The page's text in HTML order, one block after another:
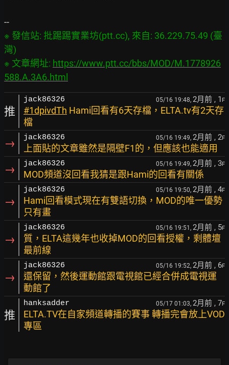
※ 發信站: 批踢踢實業坊(ptt.cc), 來自: 36.229.75.49 (臺
灣)
※ 文章網址: https://www.ptt.cc/bbs/MOD/M.1778926
588.A.3A6.html
推
jack86326 05/16 19:48, 2月前 , 1 F
#1dpivdTh Hami回看有6天存檔，ELTA.tv有2天存
檔
→ jack86326 05/16 19:49, 2月前 , 2F
上面貼的文章雖然是隔壁F1的，但應該也能適用
→ jack86326 05/16 19:49, 2月前 , 3F
MOD頻道沒回看我猜是跟Hami的回看有關係
→
jack86326 05/16 19:50, 2月前 , 4F
Hami回看模式現在有雙語切換，MOD的唯一優勢
只有畫
→
jack86326 05/16 19:51, 2月前 , 5F
質，ELTA這幾年也收掉MOD的回看授權，剩體壇
最前線
→
jack86326 05/16 19:52, 2月前 , 6F
還保留，然後運動館跟電視館已經合併成電視運
動館了
推
hanksadder 05/17 01:03, 2月前 , 7F
ELTA.TV在自家頻道轉播的賽事 轉播完會放上VOD
專區